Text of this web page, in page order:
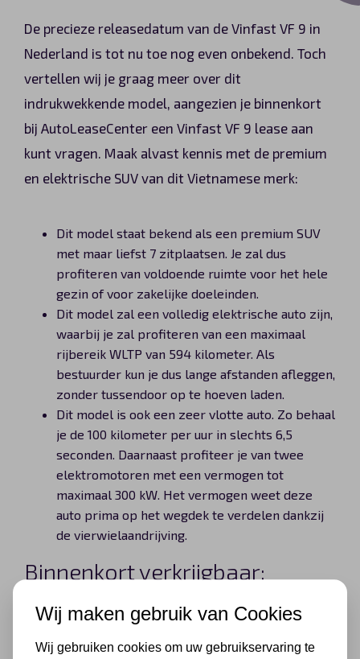
De precieze releasedatum van de Vinfast VF 9 in
Nederland is tot nu toe nog even onbekend. Toch
vertellen wij je graag meer over dit
indrukwekkende model, aangezien je binnenkort
bij AutoLeaseCenter een Vinfast VF 9 lease aan
kunt vragen. Maak alvast kennis met de premium
en elektrische SUV van dit Vietnamese merk:
Dit model staat bekend als een premium SUV
met maar liefst 7 zitplaatsen. Je zal dus
profiteren van voldoende ruimte voor het hele
gezin of voor zakelijke doeleinden.
Dit model zal een volledig elektrische auto zijn,
waarbij je zal profiteren van een maximaal
rijbereik WLTP van 594 kilometer. Als
bestuurder kun je dus lange afstanden afleggen,
zonder tussendoor op te hoeven laden.
Dit model is ook een zeer vlotte auto. Zo behaal
je de 100 kilometer per uur in slechts 6,5
seconden. Daarnaast profiteer je van twee
elektromotoren met een vermogen tot
maximaal 300 kW. Het vermogen weet deze
auto prima op het wegdek te verdelen dankzij
de vierwielaandrijving.
Binnenkort verkrijgbaar:
Vinfast VF 9 lease
Binnenkort kun je voor een Vinfast VF 9 lease
Wij maken gebruik van Cookies
Wij gebruiken cookies om uw gebruikservaring te